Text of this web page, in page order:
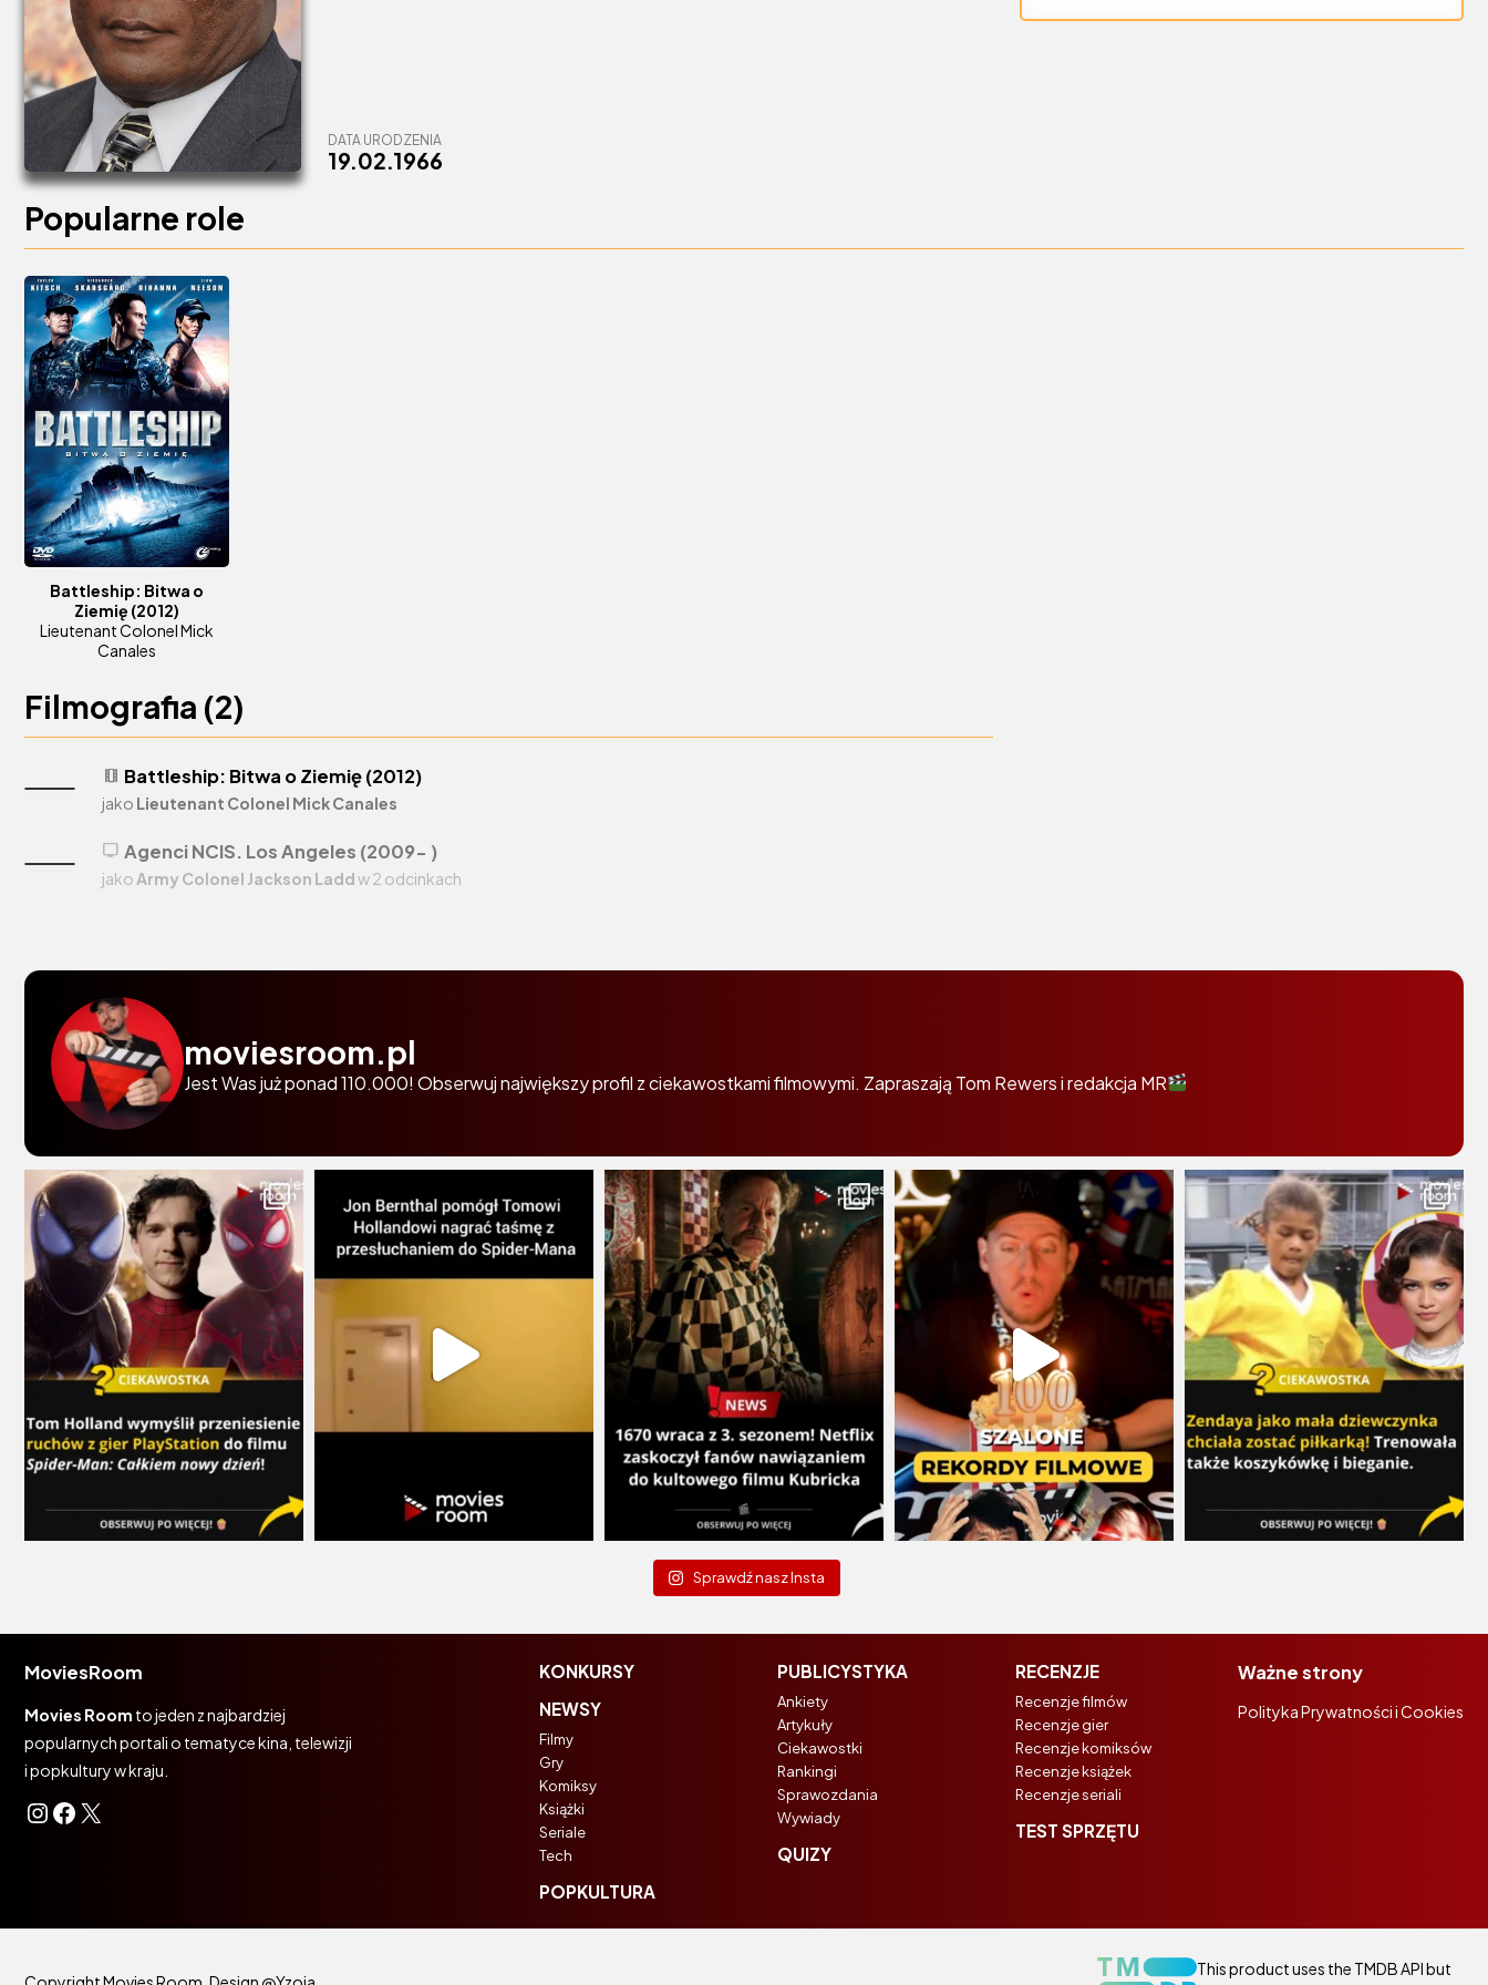
DATA URODZENIA
19.02.1966
Popularne role
Battleship: Bitwa o
Ziemię (2012)
Lieutenant Colonel Mick
Canales
Filmografia (2)
theaters Battleship: Bitwa o Ziemię (2012)
jako Lieutenant Colonel Mick Canales
tv Agenci NCIS. Los Angeles (2009- )
jako Army Colonel Jackson Laddw 2 odcinkach
moviesroom.pl
Jest Was już ponad 110.000! Obserwuj największy profil z ciekawostkami filmowymi. Zapraszają Tom Rewers i redakcja MR
Sprawdź nasz Insta
MoviesRoom
Movies Room to jeden z najbardziej
popularnych portali o tematyce kina, telewizji
i popkultury w kraju.
Instagram
Facebook
X
KONKURSY
NEWSY
Filmy
Gry
Komiksy
Książki
Seriale
Tech
POPKULTURA
PUBLICYSTYKA
Ankiety
Artykuły
Ciekawostki
Rankingi
Sprawozdania
Wywiady
QUIZY
RECENZJE
Recenzje filmów
Recenzje gier
Recenzje komiksów
Recenzje książek
Recenzje seriali
TEST SPRZĘTU
Ważne strony
Polityka Prywatności i Cookies
This product uses the TMDB API but